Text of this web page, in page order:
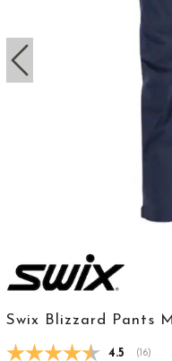
Swix Blizzard Pants
4.5 ( 16)